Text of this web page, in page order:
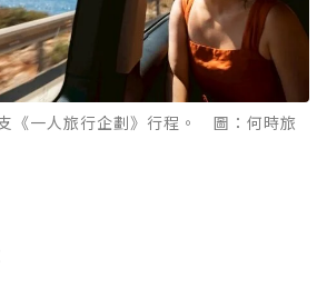
《一人旅行企劃》行程。 圖：何時旅